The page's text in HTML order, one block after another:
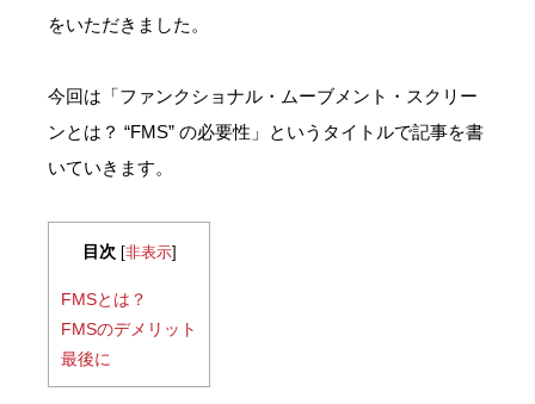
をいただきました。
今回は「ファンクショナル・ムーブメント・スクリー
ンとは？ “FMS” の必要性」というタイトルで記事を書
いていきます。
目次 [非表示]
FMSとは？
FMSのデメリット
最後に